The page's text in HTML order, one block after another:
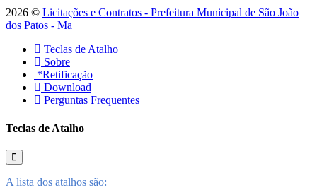
2026 © Licitações e Contratos - Prefeitura Municipal de São João
dos Patos - Ma
Teclas de Atalho
Sobre
*Retificação
Download
Perguntas Frequentes
Teclas de Atalho
A lista dos atalhos são: